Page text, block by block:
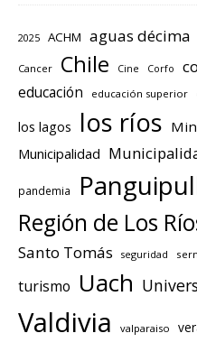
2025 ACHM aguas décima
Cancer Chile Cine Corfo
educación educación superior
los lagos los ríos
Municipalidad
pandemia
Región de Los
Santo Tomás seguridad
turismo Uach
Valdivia valparaiso